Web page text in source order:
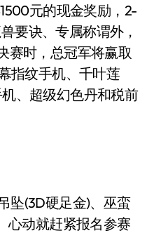
元的现金奖励，2-
要诀、专属称谓外，
赛时，总冠军将赢取
指纹手机、千叶莲
、超级幻色丹和税前
(3D硬足金)、巫蛮
心动就赶紧报名参赛